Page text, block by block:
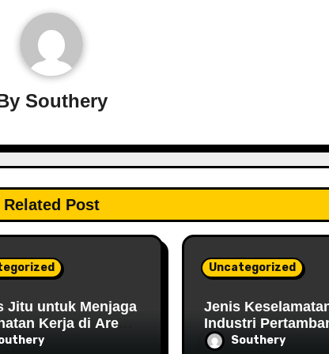
Southery
Related Post
Jitu untuk Menjaga
Kerja di Area
Uncategorized
Jenis
Industri
Batubara:
Southery